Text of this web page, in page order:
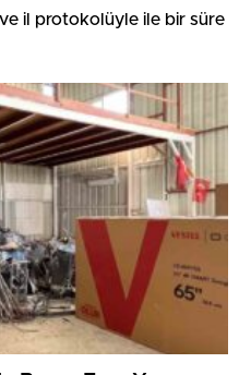
il protokolüyle ile bir süre